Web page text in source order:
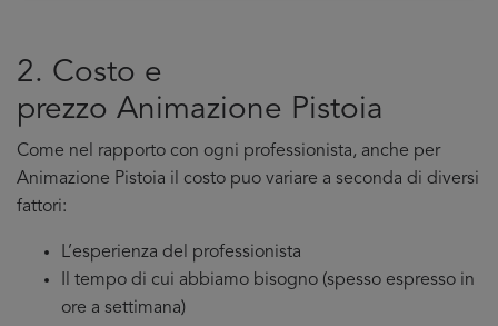
2. Costo e
prezzo Animazione Pistoia
Come nel rapporto con ogni professionista, anche per
Animazione Pistoia il costo puo variare a seconda di diversi
fattori:
L’esperienza del professionista
Il tempo di cui abbiamo bisogno (spesso espresso in
ore a settimana)